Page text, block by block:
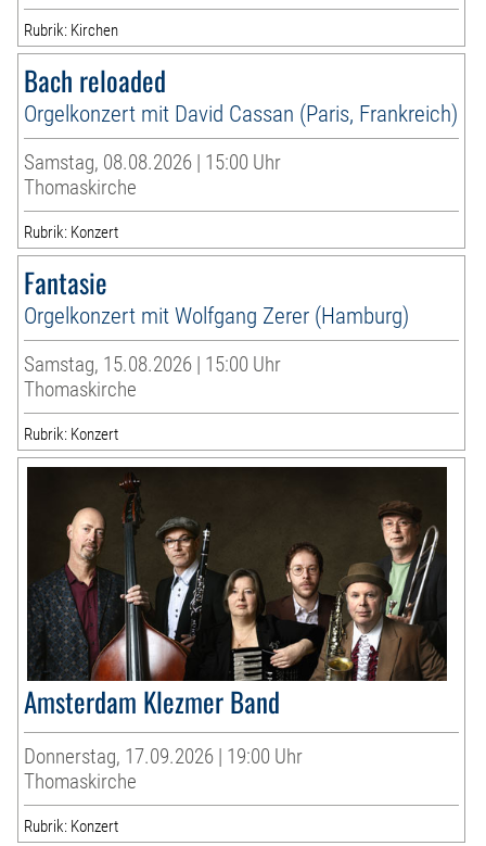
Rubrik: Kirchen
Bach reloaded
Orgelkonzert mit David Cassan (Paris, Frankreich)
Samstag, 08.08.2026 | 15:00 Uhr
Thomaskirche
Rubrik: Konzert
Fantasie
Orgelkonzert mit Wolfgang Zerer (Hamburg)
Samstag, 15.08.2026 | 15:00 Uhr
Thomaskirche
Rubrik: Konzert
Amsterdam Klezmer Band
Donnerstag, 17.09.2026 | 19:00 Uhr
Thomaskirche
Rubrik: Konzert